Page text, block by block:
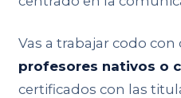
Vas a trabajar codo
profesores nativos o
certificados con las